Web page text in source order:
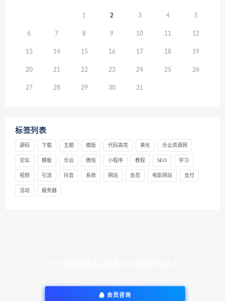
1 2 3 4 5
6 7 8 9 10 11 12
13 14 15 16 17 18 19
20 21 22 23 24 25 26
27 28 29 30 31
标签列表
源码 下载 主题 模版 代码高亮 美化 乐云资源网
论坛 模板 乐云 微信 小程序 教程 SEO 学习
视频 引流 抖音 系统 网站 会员 电影网站 支付
活动 服务器
会员咨询